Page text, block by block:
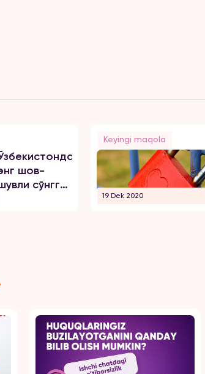
шов-
сўнгги
Keyingi maqola
19 Dek 2020